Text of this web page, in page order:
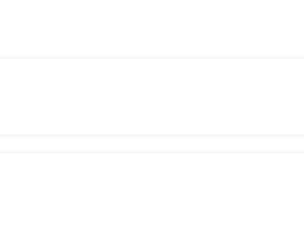
senza complicazioni.
del mercato.
piattaforme e dApp.